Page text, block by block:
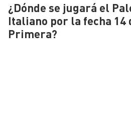
¿Dónde se jugará el
Italiano por la fecha 14
Primera?